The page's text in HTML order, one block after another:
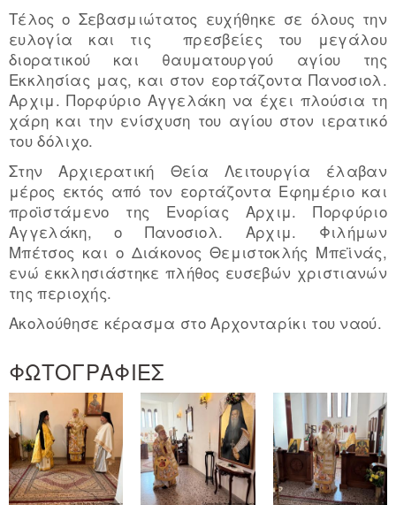
Τέλος ο Σεβασμιώτατος ευχήθηκε σε όλους την
ευλογία και τις πρεσβείες του μεγάλου
διορατικού και θαυματουργού αγίου της
Εκκλησίας μας, και στον εορτάζοντα Πανοσιολ.
Αρχιμ. Πορφύριο Αγγελάκη να έχει πλούσια τη
χάρη και την ενίσχυση του αγίου στον ιερατικό
του δόλιχο.
Στην Αρχιερατική Θεία Λειτουργία έλαβαν
μέρος εκτός από τον εορτάζοντα Εφημέριο και
προϊστάμενο της Ενορίας Αρχιμ. Πορφύριο
Αγγελάκη, ο Πανοσιολ. Αρχιμ. Φιλήμων
Μπέτσος και ο Διάκονος Θεμιστοκλής Μπεϊνάς,
ενώ εκκλησιάστηκε πλήθος ευσεβών χριστιανών
της περιοχής.
Ακολούθησε κέρασμα στο Αρχονταρίκι του ναού.
ΦΩΤΟΓΡΑΦΙΕΣ